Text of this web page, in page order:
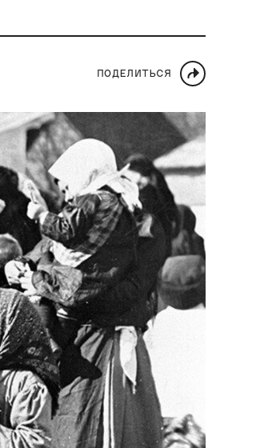
ПОДЕЛИТЬСЯ